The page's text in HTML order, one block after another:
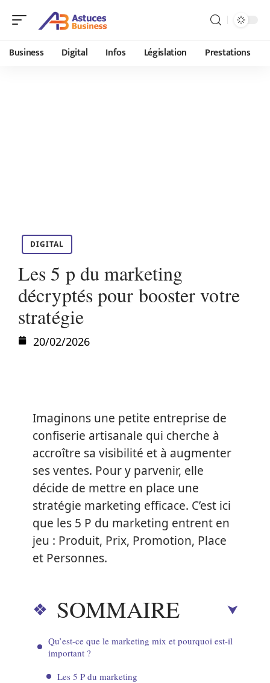
Business Digital Infos Législation Prestations
DIGITAL
Les 5 p du marketing
décryptés pour booster votre
stratégie
20/02/2026
Imaginons une petite entreprise de
confiserie artisanale qui cherche à
accroître sa visibilité et à augmenter
ses ventes. Pour y parvenir, elle
décide de mettre en place une
stratégie marketing efficace. C’est ici
que les 5 P du marketing entrent en
jeu : Produit, Prix, Promotion, Place
et Personnes.
SOMMAIRE
Qu’est-ce que le marketing mix et pourquoi est-il
important ?
Les 5 P du marketing